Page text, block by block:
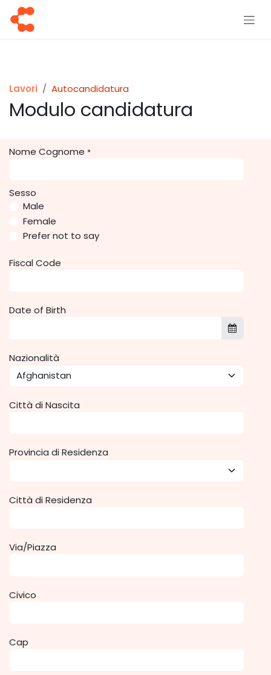
Passa al contenuto
Lavori Autocandidatura
Modulo candidatura
Nome Cognome *
Sesso
Male
Female
Prefer not to say
Fiscal Code
Date of Birth
Nazionalità
Città di Nascita
Provincia di Residenza
Città di Residenza
Via/Piazza
Civico
Cap